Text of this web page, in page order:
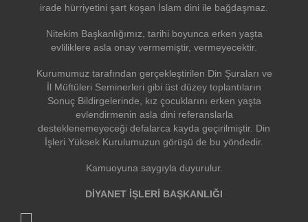
irade hürriyetini şart koşan İslam dini ile bağdaşmaz.
Nitekim Başkanlığımız, tarihi boyunca erken yaşta
evliliklere asla onay vermemiştir, vermeyecektir.
Kurumumuz tarafından gerçekleştirilen Din Şuraları ve
İl Müftüleri Seminerleri gibi üst düzey toplantıların
Sonuç Bildirgelerinde, kız çocuklarını erken yaşta
evlendirmenin asla dini referanslarla
desteklenemeyeceği defalarca kayda geçirilmiştir. Din
İşleri Yüksek Kurulumuzun görüşü de bu yöndedir.
Kamuoyuna saygıyla duyurulur.
DİYANET İŞLERİ BAŞKANLIĞI